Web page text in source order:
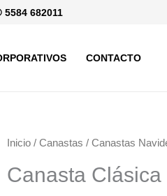
5584 682011
CONTACTO
Inicio / Canastas / Canastas
Canasta Clásica
Canasta
cantidad